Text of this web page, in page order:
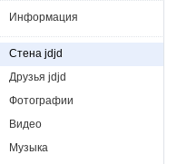
Информация
Стена jdjd
Друзья jdjd
Фотографии
Видео
Музыка